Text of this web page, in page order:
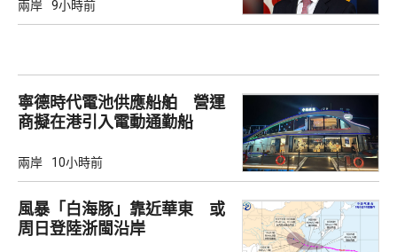
兩岸 9小時前
寧德時代電池供應船舶 營運
商擬在港引入電動通勤船
兩岸 10小時前
風暴「白海豚」靠近華東 或
周日登陸浙閩沿岸